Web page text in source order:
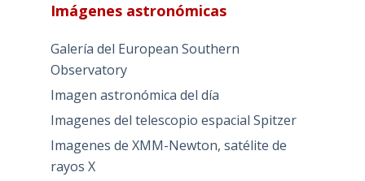
Imágenes astronómicas
Galería del European Southern
Observatory
Imagen astronómica del día
Imagenes del telescopio espacial Spitzer
Imagenes de XMM-Newton, satélite de
rayos X